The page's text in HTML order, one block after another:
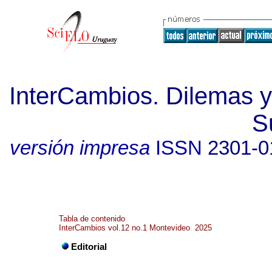
InterCambios. Dilemas
versión impresaISSN 2301-
Tabla de contenido
InterCambios vol.12 no.1 Montevideo 2025
Editorial